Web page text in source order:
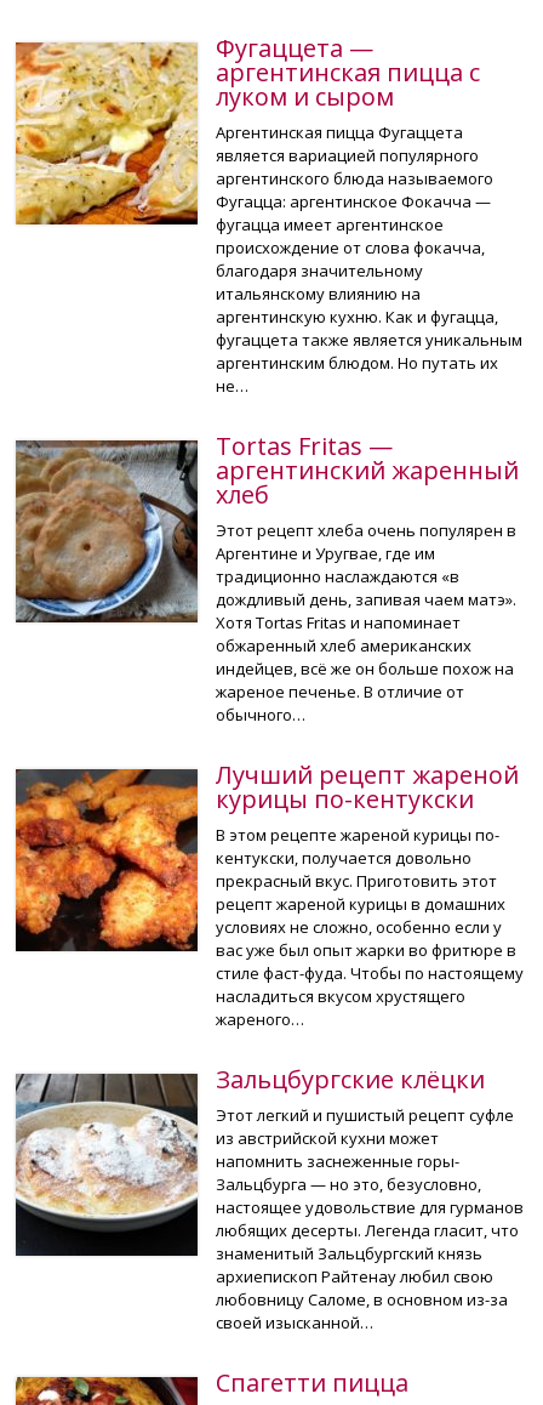
Фугаццета —
аргентинская пицца с
луком и сыром
Аргентинская пицца Фугаццета
является вариацией популярного
аргентинского блюда называемого
Фугацца: аргентинское Фокачча —
фугацца имеет аргентинское
происхождение от слова фокачча,
благодаря значительному
итальянскому влиянию на
аргентинскую кухню. Как и фугацца,
фугаццета также является уникальным
аргентинским блюдом. Но путать их
не…
Tortas Fritas —
аргентинский жаренный
хлеб
Этот рецепт хлеба очень популярен в
Аргентине и Уругвае, где им
традиционно наслаждаются «в
дождливый день, запивая чаем матэ».
Хотя Tortas Fritas и напоминает
обжаренный хлеб американских
индейцев, всё же он больше похож на
жареное печенье. В отличие от
обычного…
Лучший рецепт жареной
курицы по-кентукски
В этом рецепте жареной курицы по-
кентукски, получается довольно
прекрасный вкус. Приготовить этот
рецепт жареной курицы в домашних
условиях не сложно, особенно если у
вас уже был опыт жарки во фритюре в
стиле фаст-фуда. Чтобы по настоящему
насладиться вкусом хрустящего
жареного…
Зальцбургские клёцки
Этот легкий и пушистый рецепт суфле
из австрийской кухни может
напомнить заснеженные горы-
Зальцбурга — но это, безусловно,
настоящее удовольствие для гурманов
любящих десерты. Легенда гласит, что
знаменитый Зальцбургский князь
архиепископ Райтенау любил свою
любовницу Саломе, в основном из-за
своей изысканной…
Спагетти пицца